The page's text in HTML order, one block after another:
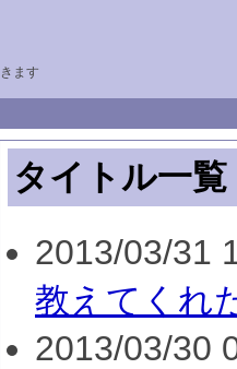
ます
タイトル一覧
2013/03/31
教えてくれ
2013/03/30